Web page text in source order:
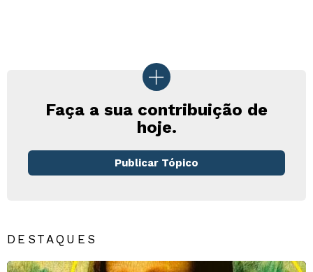
Faça a sua contribuição de
hoje.
Publicar Tópico
DESTAQUES